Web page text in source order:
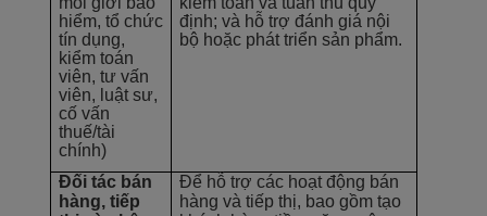
hiểm, tổ chức
tín dụng,
kiểm toán
viên, tư vấn
viên, luật sư,
cố vấn
thuế/tài
chính)
định; và hỗ trợ đánh giá nội
bộ hoặc phát triển sản phẩm.
Đối tác bán
hàng, tiếp
Để hỗ trợ các hoạt động bán
hàng và tiếp thị, bao gồm tạo